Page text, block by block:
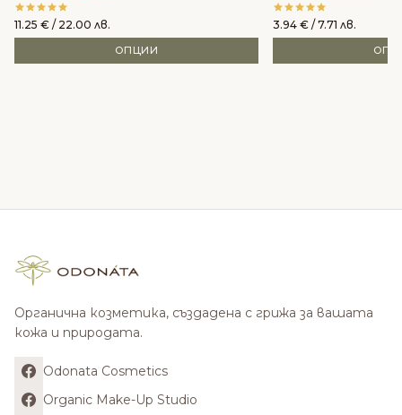
11.25 € / 22.00 лв.
ОПЦИИ
3.94 € / 7.71 лв.
Органична козметика, създадена с грижа за вашата
кожа и природата.
Odonata Cosmetics
Organic Make-Up Studio